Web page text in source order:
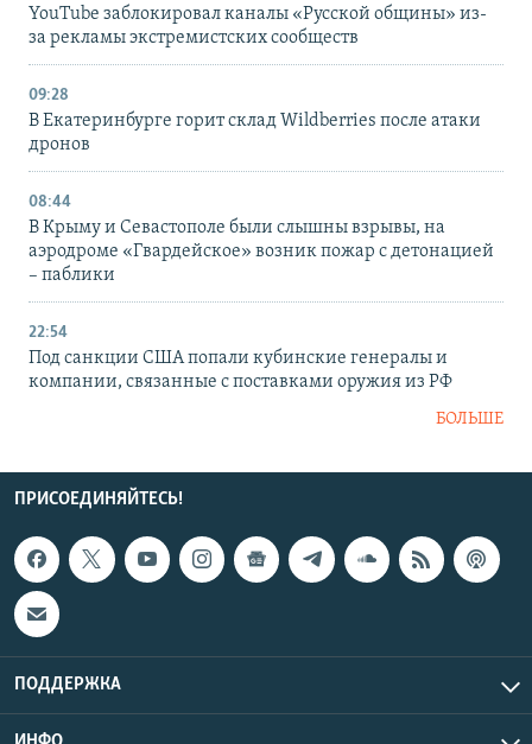
YouTube заблокировал каналы «Русской общины» из-
за рекламы экстремистских сообществ
09:28
В Екатеринбурге горит склад Wildberries после атаки
дронов
08:44
В Крыму и Севастополе были слышны взрывы, на
аэродроме «Гвардейское» возник пожар с детонацией
– паблики
22:54
Под санкции США попали кубинские генералы и
компании, связанные с поставками оружия из РФ
БОЛЬШЕ
ПРИСОЕДИНЯЙТЕСЬ!
ПОДДЕРЖКА